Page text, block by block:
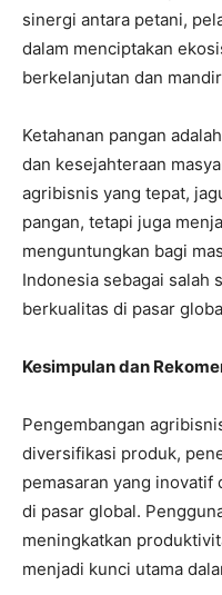
sinergi antara petani,
dalam menciptakan
berkelanjutan dan
Ketahanan pangan
dan kesejahteraan
agribisnis yang tepat,
pangan, tetapi juga
menguntungkan bagi
Indonesia sebagai salah
berkualitas di pasar
Kesimpulan dan
Pengembangan
diversifikasi produk,
pemasaran yang inovatif
di pasar global.
meningkatkan
menjadi kunci utama